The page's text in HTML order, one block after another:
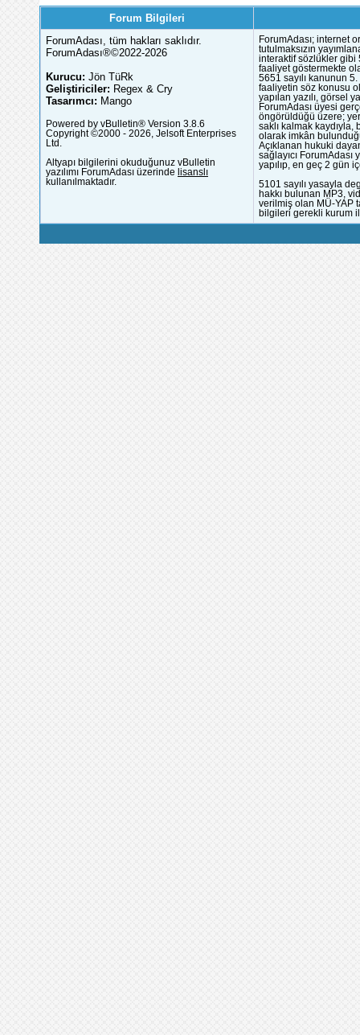
Forum Bilgileri
ForumAdası, tüm hakları saklıdır.
ForumAdası®©2022-2026
Kurucu: Jön TüRk
Geliştiriciler: Regex & Cry
Tasarımcı: Mango
Powered by vBulletin® Version 3.8.6
Copyright ©2000 - 2026, Jelsoft Enterprises
Ltd.
Altyapı bilgilerini okuduğunuz vBulletin
yazılımı ForumAdası üzerinde lisanslı
kullanılmaktadır.
ForumAdası; internet
tutulmaksızın
interaktif sözlükler gibi
faaliyet göstermekte
5651 sayılı kanunun
faaliyetin söz konusu
yapılan yazılı, görsel
ForumAdası üyesi
öngörüldüğü üzere;
saklı kalmak
olarak imkân
Açıklanan hukuki
sağlayıcı
yapılıp, en geç 2 gün
5101 sayılı yasayla
hakkı bulunan MP3,
verilmiş olan MÜ-YAP
bilgileri gerekli kurum